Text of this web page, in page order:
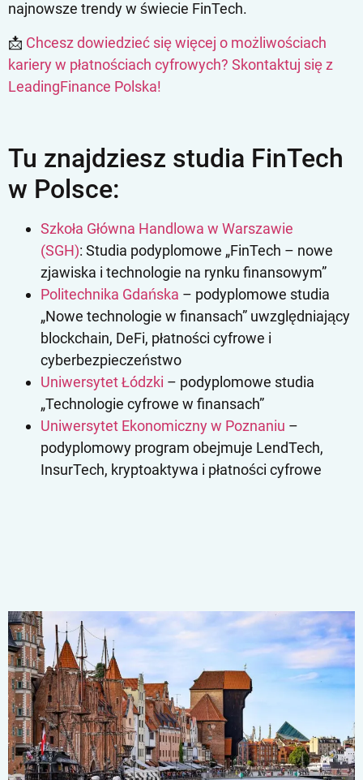
najnowsze trendy w świecie FinTech.
📩 Chcesz dowiedzieć się więcej o możliwościach
kariery w płatnościach cyfrowych? Skontaktuj się z
LeadingFinance Polska!
Tu znajdziesz studia FinTech
w Polsce:
Szkoła Główna Handlowa w Warszawie
(SGH): Studia podyplomowe „FinTech – nowe
zjawiska i technologie na rynku finansowym”
Politechnika Gdańska – podyplomowe studia
„Nowe technologie w finansach” uwzględniający
blockchain, DeFi, płatności cyfrowe i
cyberbezpieczeństwo
Uniwersytet Łódzki – podyplomowe studia
„Technologie cyfrowe w finansach”
Uniwersytet Ekonomiczny w Poznaniu –
podyplomowy program obejmuje LendTech,
InsurTech, kryptoaktywa i płatności cyfrowe